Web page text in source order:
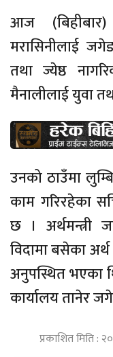
आज
मरासिनीलाई
तथा ज्येष्ठ
मैनालीलाई युवा
उनको ठाउँमा
काम गरिरहेका
छ । अर्थमन्त्री
विदामा बसेका
अनुपस्थित भएका
कार्यालय तानेर
प्रकाशित मिति :